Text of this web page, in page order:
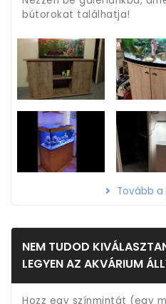
bútorokat találhatja!
Tovább a
NEM TUDOD
LEGYEN AZ AKVÁRIUM
Hozz egy színmintát (egy